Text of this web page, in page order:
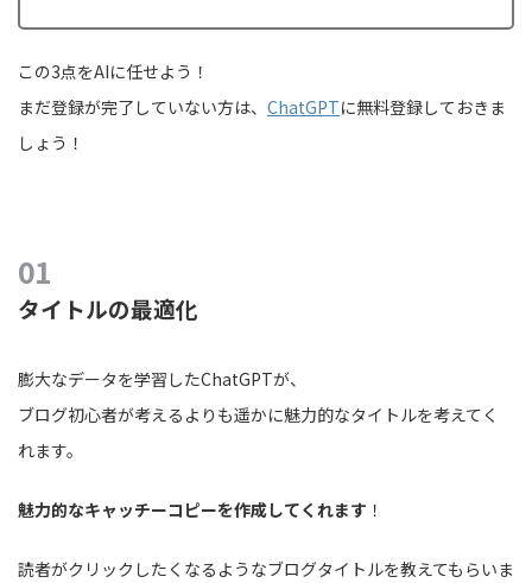
この3点をAIに任せよう！
まだ登録が完了していない方は、 ChatGPTに無料登録しておきま
しょう！
タイトルの最適化
膨大なデータを学習したChatGPTが、
ブログ初心者が考えるよりも遥かに魅力的なタイトルを考えてく
れます。
魅力的なキャッチーコピーを作成してくれます ！
読者がクリックしたくなるようなブログタイトルを教えてもらいま